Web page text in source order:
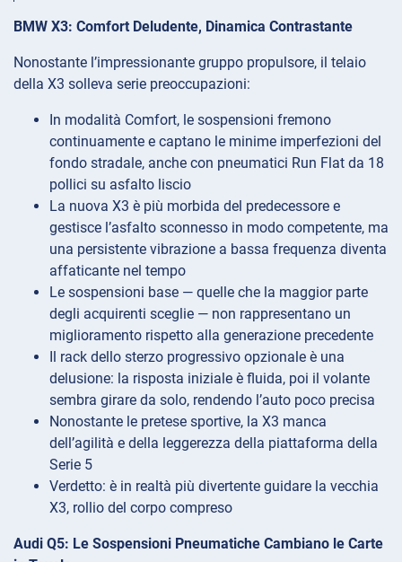
BMW X3: Comfort Deludente, Dinamica Contrastante
Nonostante l’impressionante gruppo propulsore, il telaio
della X3 solleva serie preoccupazioni:
In modalità Comfort, le sospensioni fremono
continuamente e captano le minime imperfezioni del
fondo stradale, anche con pneumatici Run Flat da 18
pollici su asfalto liscio
La nuova X3 è più morbida del predecessore e
gestisce l’asfalto sconnesso in modo competente, ma
una persistente vibrazione a bassa frequenza diventa
affaticante nel tempo
Le sospensioni base — quelle che la maggior parte
degli acquirenti sceglie — non rappresentano un
miglioramento rispetto alla generazione precedente
Il rack dello sterzo progressivo opzionale è una
delusione: la risposta iniziale è fluida, poi il volante
sembra girare da solo, rendendo l’auto poco precisa
Nonostante le pretese sportive, la X3 manca
dell’agilità e della leggerezza della piattaforma della
Serie 5
Verdetto: è in realtà più divertente guidare la vecchia
X3, rollio del corpo compreso
Audi Q5: Le Sospensioni Pneumatiche Cambiano le Carte